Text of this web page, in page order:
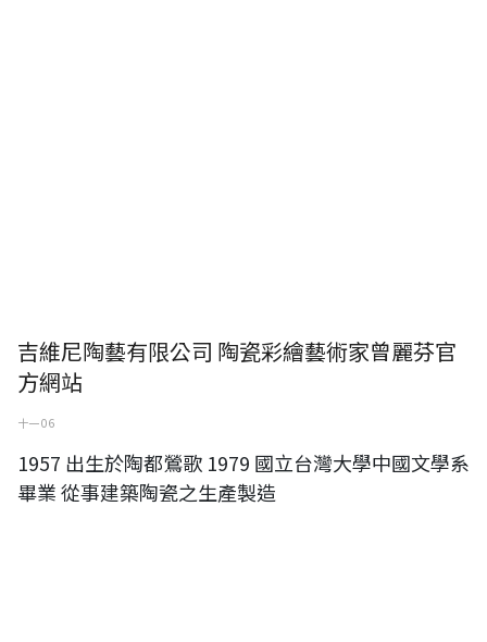
吉維尼陶藝有限公司 陶瓷彩繪藝術家曾麗芬官
方網站
十一 06
1957 出生於陶都鶯歌 1979 國立台灣大學中國文學系
畢業 從事建築陶瓷之生產製造